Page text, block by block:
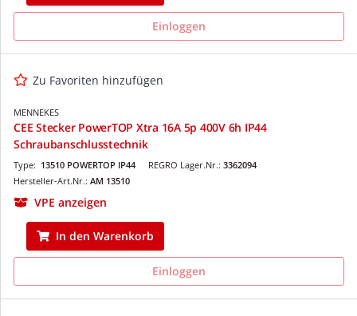
Einloggen
Zu Favoriten hinzufügen
MENNEKES
CEE Stecker PowerTOP Xtra 16A 5p 400V 6h IP44
Schraubanschlusstechnik
REGRO Lager.Nr.: 3362094
Type: 13510 POWERTOP IP44
Hersteller-Art.Nr.: AM 13510
VPE anzeigen
In den Warenkorb
Einloggen